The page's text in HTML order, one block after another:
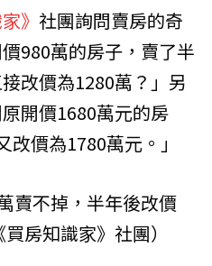
》 社團詢問賣房的奇
980萬的房子，賣了半
改價為1280萬？」另
開價1680萬元的房
價為1780萬元。」
賣不掉，半年後改價
房知識家》社團）